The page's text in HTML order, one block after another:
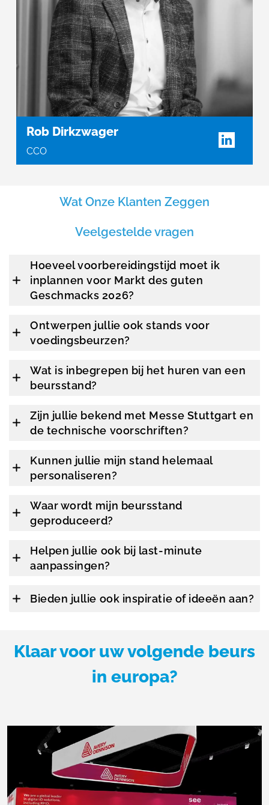
Rob Dirkzwager
CCO
Wat Onze Klanten Zeggen
Veelgestelde vragen
Hoeveel voorbereidingstijd moet ik
inplannen voor Markt des guten
Geschmacks 2026?
Ontwerpen jullie ook stands voor
voedingsbeurzen?
Wat is inbegrepen bij het huren van een
beursstand?
Zijn jullie bekend met Messe Stuttgart en
de technische voorschriften?
Kunnen jullie mijn stand helemaal
personaliseren?
Waar wordt mijn beursstand
geproduceerd?
Helpen jullie ook bij last-minute
aanpassingen?
Bieden jullie ook inspiratie of ideeën aan?
Klaar voor uw volgende beurs
in europa?